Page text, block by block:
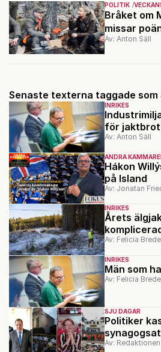
POLITIK
Bråket om
missar
Av: Anton Säll
Senaste texterna taggade som
INRIKES
för
Av: Anton Säll
ANDRA
Hákon
på Island
Av: Jonatan
INRIKES
Årets
Av: Felicia
INRIKES
Män som
Av: Felicia
SJU DAGAR
Politiker
Av: Redaktionen